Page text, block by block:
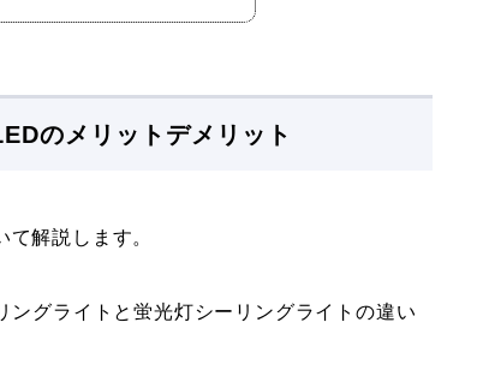
のメリットデメリット
解説します。
ングライトと蛍光灯シーリングライトの違い